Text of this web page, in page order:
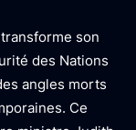
son
des Nations
angles morts
Ce